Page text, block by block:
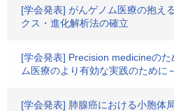
[学会発表] がんゲノム医療の抱え
クス・進化解析法の確立
[学会発表] Precision medicineのた
ム医療のより有効な実践のために
[学会発表] 肺腺癌における小胞体